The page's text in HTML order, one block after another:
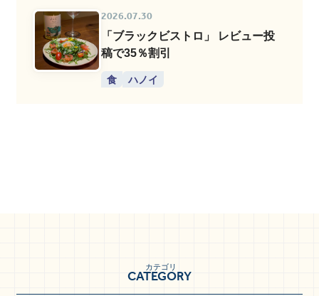
2026.07.30
「ブラックビストロ」 レビュー投
稿で35％割引
食 ハノイ
CATEGORY
カテゴリ